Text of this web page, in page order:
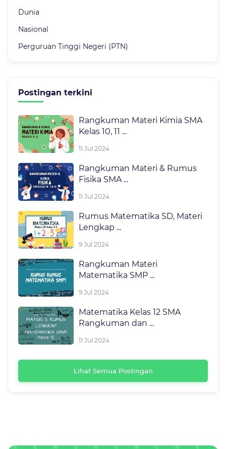
Dunia
Nasional
Perguruan Tinggi Negeri (PTN)
Postingan terkini
Rangkuman Materi Kimia SMA
Kelas 10, 11 ...
11 Jul 2024
Rangkuman Materi & Rumus
Fisika SMA ...
11 Jul 2024
Rumus Matematika SD, Materi
Lengkap ...
9 Jul 2024
Rangkuman Materi
Matematika SMP ...
9 Jul 2024
Matematika Kelas 12 SMA
Rangkuman dan ...
11 Jul 2024
Lihat Semua Postingan